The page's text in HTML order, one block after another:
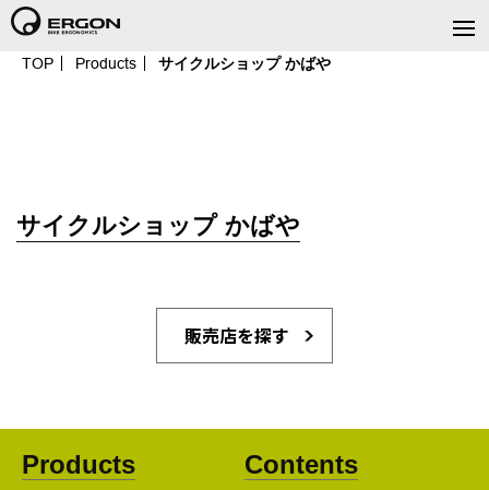
TOP Products サイクルショップ かばや
サイクルショップ かばや
販売店を探す
Products Contents